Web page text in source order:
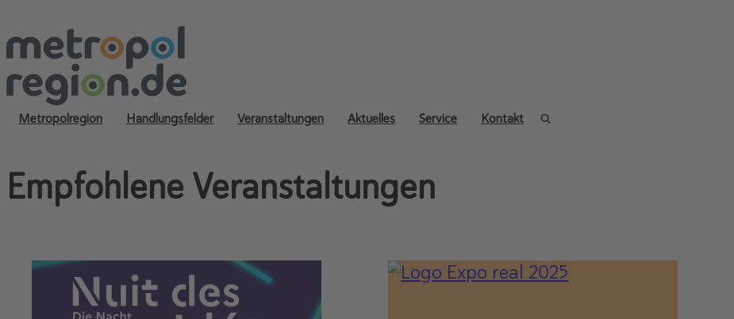
Metropolregion Handlungsfelder Veranstaltungen Aktuelles Service Kontakt
Empfohlene Veranstaltungen